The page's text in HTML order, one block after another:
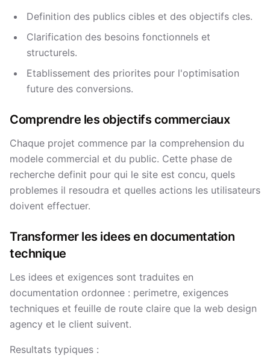
Definition des publics cibles et des objectifs cles.
Clarification des besoins fonctionnels et
structurels.
Etablissement des priorites pour l'optimisation
future des conversions.
Comprendre les objectifs commerciaux
Chaque projet commence par la comprehension du
modele commercial et du public. Cette phase de
recherche definit pour qui le site est concu, quels
problemes il resoudra et quelles actions les utilisateurs
doivent effectuer.
Transformer les idees en documentation
technique
Les idees et exigences sont traduites en
documentation ordonnee : perimetre, exigences
techniques et feuille de route claire que la web design
agency et le client suivent.
Resultats typiques :